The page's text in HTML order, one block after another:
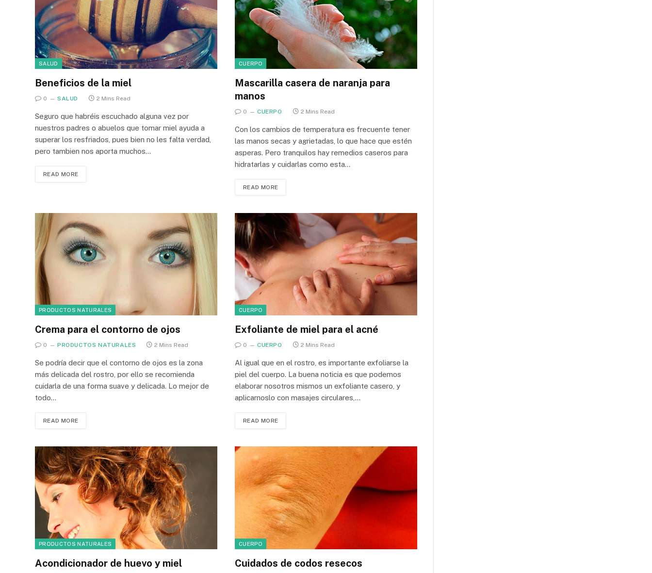
SALUD
Beneficios de la miel
0 SALUD 2 Mins Read
Seguro que habréis escuchado alguna vez por
nuestros padres o abuelos que tomar miel ayuda a
superar los resfriados, pues bien no les falta verdad,
pero tambien nos aporta muchos…
READ MORE
CUERPO
Mascarilla casera de naranja para
manos
0 CUERPO 2 Mins Read
Con los cambios de temperatura es frecuente tener
las manos secas y agrietadas, lo que hace que estén
asperas. Pero tranquilos hay remedios caseros para
hidratarlas y cuidarlas como esta…
READ MORE
PRODUCTOS NATURALES
Crema para el contorno de ojos
0 PRODUCTOS NATURALES 2 Mins Read
Se podría decir que el contorno de ojos es la zona
más delicada del rostro, por ello se recomienda
cuidarla de una forma suave y delicada. Lo mejor de
todo…
READ MORE
CUERPO
Exfoliante de miel para el acné
0 CUERPO 2 Mins Read
Al igual que en el rostro, es importante exfoliarse la
piel del cuerpo. La buena noticia es que podemos
elaborar nosotros mismos un exfoliante casero, y
aplicarnoslo con masajes circulares,…
READ MORE
PRODUCTOS NATURALES
Acondicionador de huevo y miel
CUERPO
Cuidados de codos resecos